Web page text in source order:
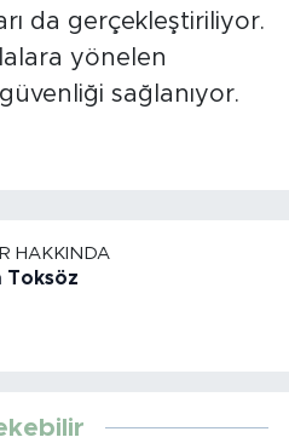
da gerçekleştiriliyor.
yönelen
sağlanıyor.
HAKKINDA
Toksöz